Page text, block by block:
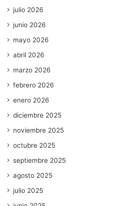
julio 2026
junio 2026
mayo 2026
abril 2026
marzo 2026
febrero 2026
enero 2026
diciembre 2025
noviembre 2025
octubre 2025
septiembre 2025
agosto 2025
julio 2025